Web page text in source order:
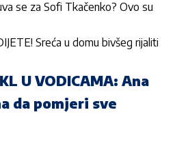
se za Sofi Tkačenko? Ovo su
Sreća u domu bivšeg rijaliti
U VODICAMA: Ana
da pomjeri sve